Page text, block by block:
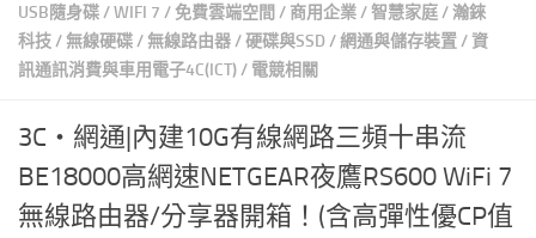
USB隨身碟/WIFI 7 /免費雲端空間 / 商用企業/智慧家庭/瀚錸
科技/無線硬碟/無線路由器/硬碟與SSD /網通與儲存裝置/資
訊通訊消費與車用電子4C(ICT)/ 電競相關
3C‧網通|內建10G有線網路三頻十串流
BE18000高網速NETGEAR夜鷹RS600 WiFi 7
無線路由器/分享器開箱！(含高彈性優CP值